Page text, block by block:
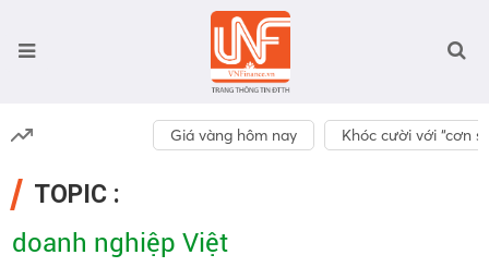
Giá vàng hôm nay Khóc cười với “cơn
TOPIC :
doanh nghiệp Việt